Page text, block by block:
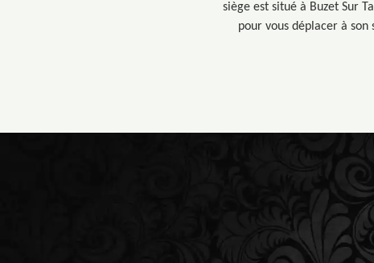
siège est situé à Buzet Sur
pour vous déplacer à son